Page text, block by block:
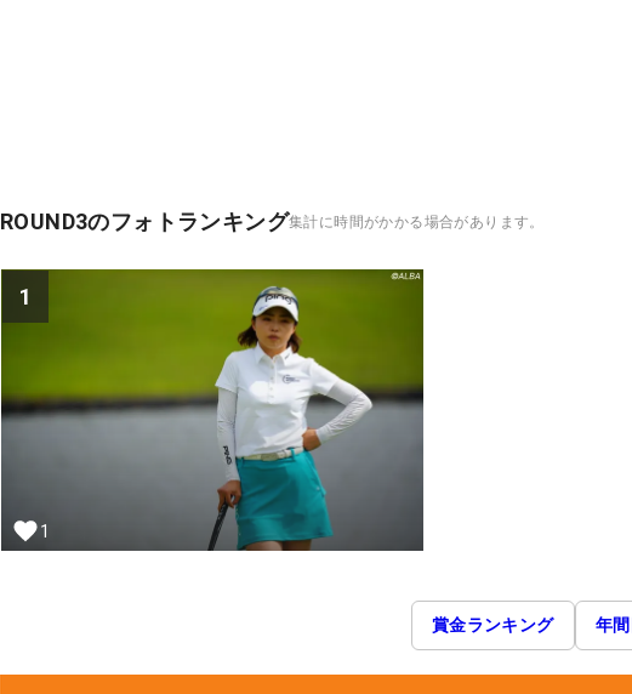
ROUND3のフォトランキング集計に時間がかかる場合があります。
1
1
賞金ランキング 年